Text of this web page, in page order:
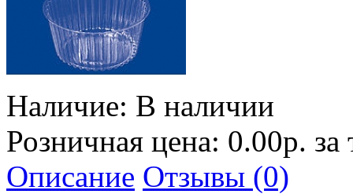
Наличие: В наличии
Розничная цена: 0.00р.
Описание Отзывы (0)